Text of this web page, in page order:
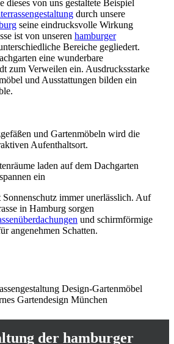
von uns gestaltete Beispiel
durch unsere
seine eindrucksvolle Wirkung
ist von unseren hamburger
Bereiche gegliedert.
eine wunderbare
zum Verweilen ein. Ausdrucksstarke
und Ausstattungen bilden ein
und Gartenmöbeln wird die
Aufenthaltsort.
laden auf dem Dachgarten
ein
immer unerlässlich. Auf
in Hamburg sorgen
und schirmförmige
angenehmen Schatten.
Gartendesign München
der hamburger